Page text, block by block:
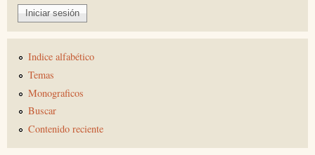
Indice alfabético
Temas
Monograficos
Buscar
Contenido reciente